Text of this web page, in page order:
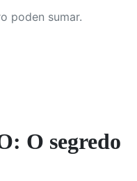
poden sumar.
O segredo